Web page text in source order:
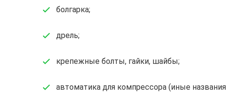
болгарка;
дрель;
крепежные болты, гайки, шайбы;
автоматика для компрессора (иные